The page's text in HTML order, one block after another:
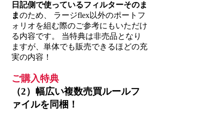
日記側で使っているフィルターそのま
まのため、 ラージflex以外のポートフ
ォリオを組む際のご参考にもいただけ
る内容です。 当特典は非売品となり
ますが、単体でも販売できるほどの充
実の内容！
ご購入特典
（2）幅広い複数売買ルールフ
ァイルを同梱！